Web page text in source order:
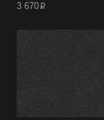
3 670p